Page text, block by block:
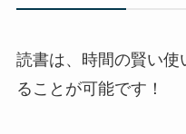
読書は、時間の賢い
ることが可能です！